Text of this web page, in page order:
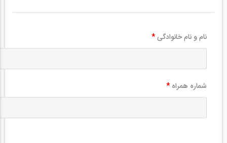
نام و نام خانوادگی*
شماره همراه *